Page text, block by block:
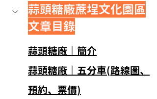
蒜頭糖廠蔗埕文化園區
文章目錄
蒜頭糖廠｜簡介
蒜頭糖廠｜五分車(路線圖、
預約、票價)